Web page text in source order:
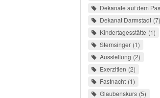
Dekanate auf dem
Dekanat Darmstadt 7
Kindertagesstätte 1
Sternsinger 1
Ausstellung 2
Exerzitien 2
Fastnacht 1
Glaubenskurs 5